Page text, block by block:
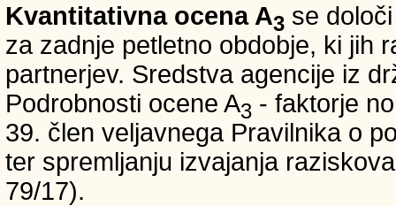
Kvantitativna ocena A3 se
za zadnje petletno obdobje, ki jih
partnerjev. Sredstva agencije iz
Podrobnosti ocene A3 - faktorje
39. člen veljavnega Pravilnika o
ter spremljanju izvajanja
79/17).